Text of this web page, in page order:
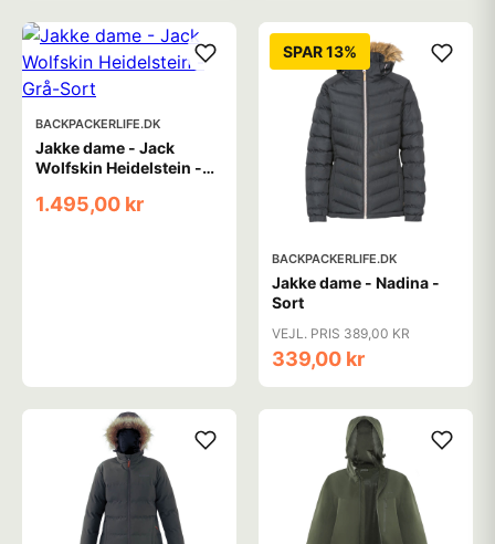
BACKPACKERLIFE.DK
Jakke dame - Jack
Wolfskin Heidelstein -
1.495,00 kr
SPAR 13%
BACKPACKERLIFE.DK
Jakke dame - Nadina -
Sort
VEJL. PRIS 389,00 KR
339,00 kr